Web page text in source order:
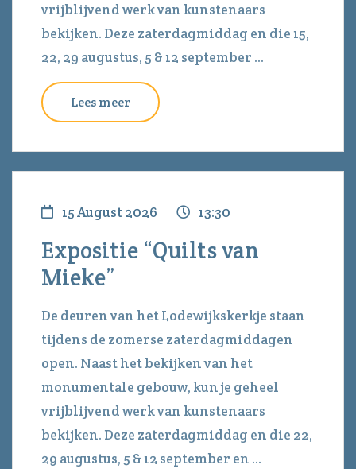
vrijblijvend werk van kunstenaars
bekijken. Deze zaterdagmiddag en die 15,
22, 29 augustus, 5 & 12 september ...
Lees meer
15 August 2026 13:30
Expositie “Quilts van
Mieke”
De deuren van het Lodewijkskerkje staan
tijdens de zomerse zaterdagmiddagen
open. Naast het bekijken van het
monumentale gebouw, kun je geheel
vrijblijvend werk van kunstenaars
bekijken. Deze zaterdagmiddag en die 22,
29 augustus, 5 & 12 september en ...